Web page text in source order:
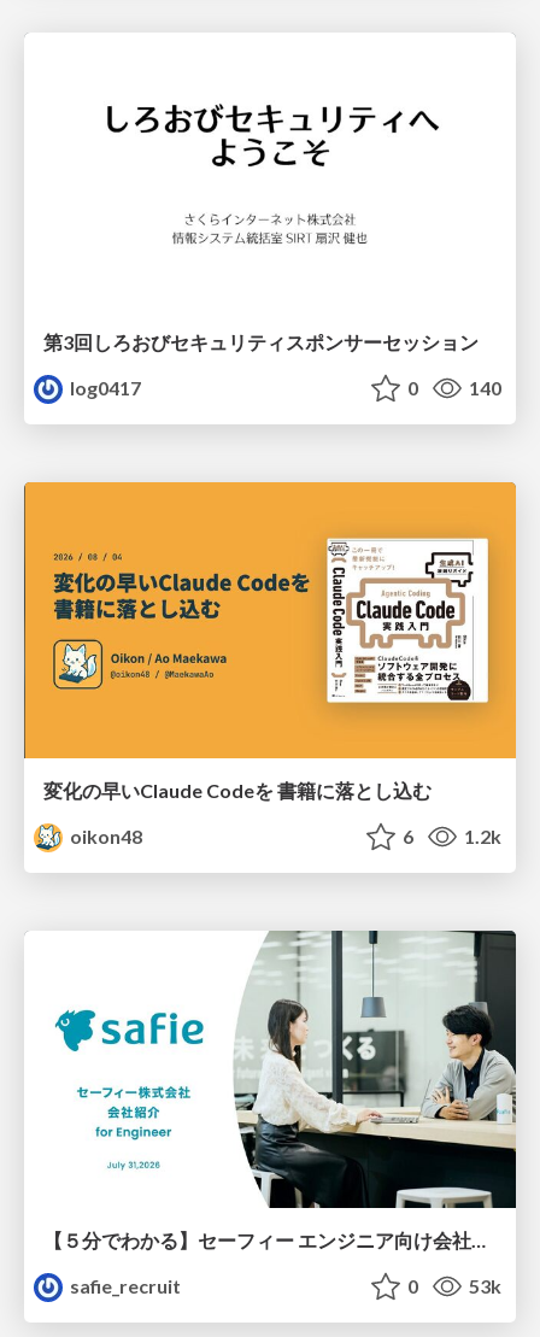
第3回しろおびセキュリティスポンサーセッション
log0417
0 140
変化の早いClaude Codeを 書籍に落とし込む
oikon48
6 1.2k
safie_recruit
0 53k